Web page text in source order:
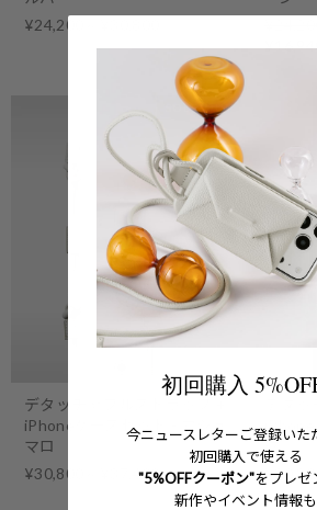
¥24,200 ~ ¥30,800
price
Sale
SOLD OUT
デタッチャブルストラップ +
iPhoneケースセット - マシュ
マロ
¥30,800 ~ ¥37,400
デタ
iPhone
ク
初回購入
今ニュースレターご登録いた
初回購入で使える
"5%OFFクーポン"をプレゼ
新作やイベント情報も